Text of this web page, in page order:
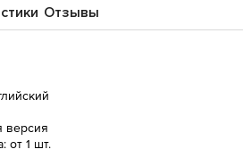
Отзывы
версия
от 1 шт.